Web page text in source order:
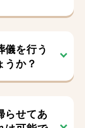
儀を行う
うか？
らせてあ